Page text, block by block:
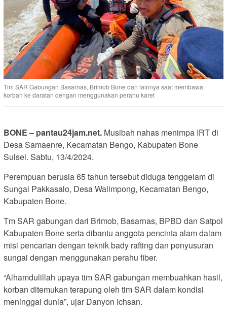
Tim SAR Gabungan Basarnas, Brimob Bone dan lainnya saat membawa
korban ke daratan dengan menggunakan perahu karet
BONE – pantau24jam.net. Musibah nahas menimpa IRT di
Desa Samaenre, Kecamatan Bengo, Kabupaten Bone
Sulsel. Sabtu, 13/4/2024.
Perempuan berusia 65 tahun tersebut diduga tenggelam di
Sungai Pakkasalo, Desa Walimpong, Kecamatan Bengo,
Kabupaten Bone.
Tm SAR gabungan dari Brimob, Basarnas, BPBD dan Satpol
Kabupaten Bone serta dibantu anggota pencinta alam dalam
misi pencarian dengan teknik bady rafting dan penyusuran
sungai dengan menggunakan perahu fiber.
“Alhamdulillah upaya tim SAR gabungan membuahkan hasil,
korban ditemukan terapung oleh tim SAR dalam kondisi
meninggal dunia”, ujar Danyon Ichsan.